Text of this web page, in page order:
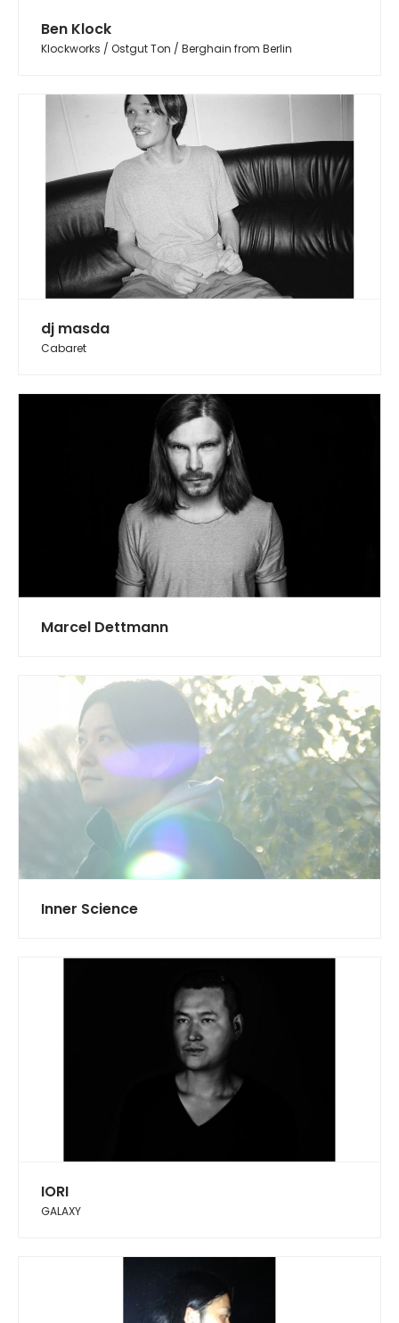
Ben Klock
Klockworks / Ostgut Ton / Berghain from Berlin
dj masda
Cabaret
Marcel Dettmann
Inner Science
IORI
GALAXY